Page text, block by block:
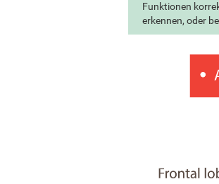
Funktionen
erkennen, oder